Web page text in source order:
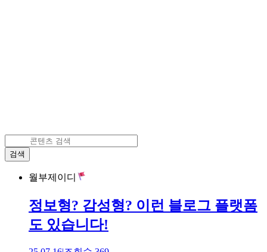
검색
월부제이디
정보형? 감성형? 이런 블로그 플랫폼
도 있습니다!